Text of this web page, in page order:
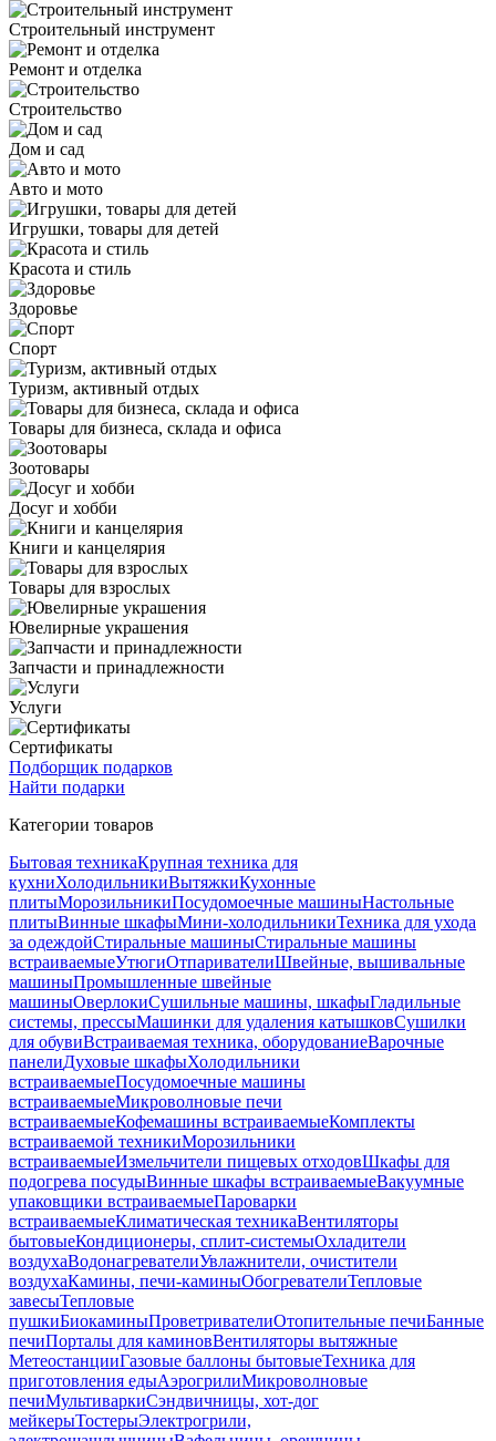
Строительный инструмент
Ремонт и отделка
Строительство
Дом и сад
Авто и мото
Игрушки, товары для детей
Красота и стиль
Здоровье
Спорт
Туризм, активный отдых
Товары для бизнеса, склада и офиса
Зоотовары
Досуг и хобби
Книги и канцелярия
Товары для взрослых
Ювелирные украшения
Запчасти и принадлежности
Услуги
Сертификаты
Подборщик подарков
Найти подарки
Категории товаров
Бытовая техникаКрупная техника для
кухниХолодильникиВытяжкиКухонные
плитыМорозильникиПосудомоечные машиныНастольные
плитыВинные шкафыМини-холодильникиТехника для ухода
за одеждойСтиральные машиныСтиральные машины
встраиваемыеУтюгиОтпаривателиШвейные, вышивальные
машиныПромышленные швейные
машиныОверлокиСушильные машины, шкафыГладильные
системы, прессыМашинки для удаления катышковСушилки
для обувиВстраиваемая техника, оборудованиеВарочные
панелиДуховые шкафыХолодильники
встраиваемыеПосудомоечные машины
встраиваемыеМикроволновые печи
встраиваемыеКофемашины встраиваемыеКомплекты
встраиваемой техникиМорозильники
встраиваемыеИзмельчители пищевых отходовШкафы для
подогрева посудыВинные шкафы встраиваемыеВакуумные
упаковщики встраиваемыеПароварки
встраиваемыеКлиматическая техникаВентиляторы
бытовыеКондиционеры, сплит-системыОхладители
воздухаВодонагревателиУвлажнители, очистители
воздухаКамины, печи-каминыОбогревателиТепловые
завесыТепловые
пушкиБиокаминыПроветривателиОтопительные печиБанные
печиПорталы для каминовВентиляторы вытяжные
МетеостанцииГазовые баллоны бытовыеТехника для
приготовления едыАэрогрилиМикроволновые
печиМультиваркиСэндвичницы, хот-дог
мейкерыТостерыЭлектрогрили,